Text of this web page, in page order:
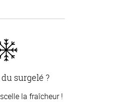
surgelé ?
la fraîcheur !